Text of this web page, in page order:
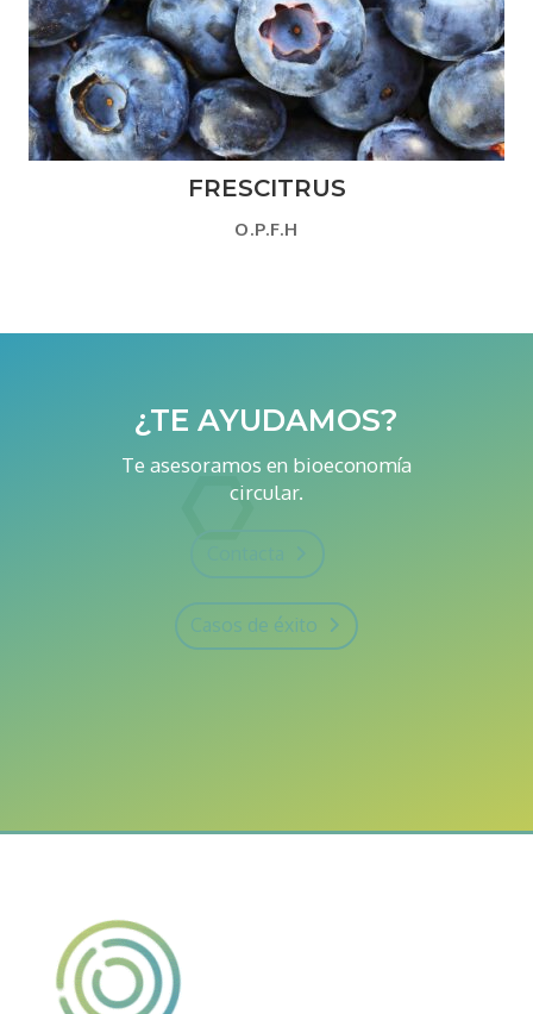
FRESCITRUS
O.P.F.H
¿TE AYUDAMOS?
Te asesoramos en bioeconomía
circular.
Casos de éxito